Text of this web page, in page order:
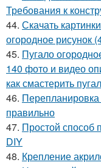
Требования к
44. Скачать
огородное рисунок
45. Пугало
140 фото и видео
как смастерить
46. Перепланировка
правильно
47. Простой способ
DIY
48. Крепление